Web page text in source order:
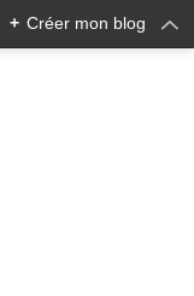
+ Créer mon blog